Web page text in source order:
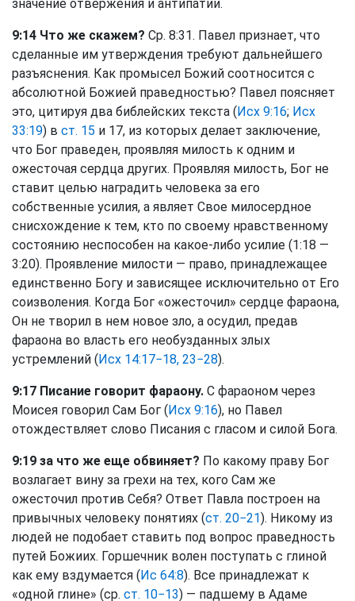
значение отвержения и антипатии.
9:14 Что же скажем? Ср. 8:31. Павел признает, что
сделанные им утверждения требуют дальнейшего
разъяснения. Как промысел Божий соотносится с
абсолютной Божией праведностью? Павел поясняет
это, цитируя два библейских текста (Исх 9:16; Исх
33:19) в ст. 15 и 17, из которых делает заключение,
что Бог праведен, проявляя милость к одним и
ожесточая сердца других. Проявляя милость, Бог не
ставит целью наградить человека за его
собственные усилия, а являет Свое милосердное
снисхождение к тем, кто по своему нравственному
состоянию неспособен на какое-либо усилие (1:18 —
3:20). Проявление милости — право, принадлежащее
единственно Богу и зависящее исключительно от Его
соизволения. Когда Бог «ожесточил» сердце фараона,
Он не творил в нем новое зло, а осудил, предав
фараона во власть его необузданных злых
устремлений (Исх 14:17−18, 23−28).
9:17 Писание говорит фараону. С фараоном через
Моисея говорил Сам Бог (Исх 9:16), но Павел
отождествляет слово Писания с гласом и силой Бога.
9:19 за что же еще обвиняет? По какому праву Бог
возлагает вину за грехи на тех, кого Сам же
ожесточил против Себя? Ответ Павла построен на
привычных человеку понятиях (ст. 20−21). Никому из
людей не подобает ставить под вопрос праведность
путей Божиих. Горшечник волен поступать с глиной
как ему вздумается (Ис 64:8). Все принадлежат к
«одной глине» (ср. ст. 10−13) — падшему в Адаме